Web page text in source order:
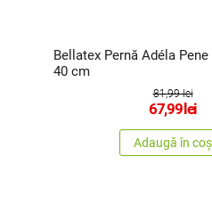
Bellatex Pernă Adéla
40 cm
81,99 lei
67,99lei
Adaugă în coș